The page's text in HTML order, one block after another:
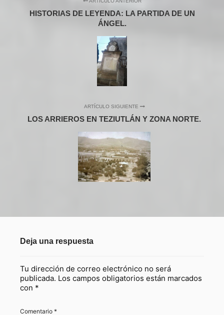
HISTORIAS DE LEYENDA: LA PARTIDA DE UN
ÁNGEL.
ARTÍCULO SIGUIENTE
LOS ARRIEROS EN TEZIUTLÁN Y ZONA NORTE.
Deja una respuesta
Tu dirección de correo electrónico no será
publicada. Los campos obligatorios están marcados
con *
Comentario *